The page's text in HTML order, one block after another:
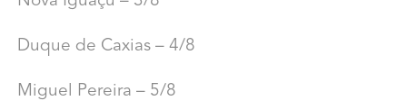
Duque de Caxias – 4/8
Miguel Pereira – 5/8